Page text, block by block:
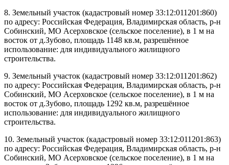
8. Земельный участок (кадастровый номер 33:12:011201:860)
по адресу: Российская Федерация, Владимирская область, р-н
Собинский, МО Асерховское (сельское поселение), в 1 м на
восток от д.Зубово, площадь 1148 кв.м, разрешённое
использование: для индивидуального жилищного
строительства.
9. Земельный участок (кадастровый номер 33:12:011201:862)
по адресу: Российская Федерация, Владимирская область, р-н
Собинский, МО Асерховское (сельское поселение), в 1 м на
восток от д.Зубово, площадь 1292 кв.м, разрешённое
использование: для индивидуального жилищного
строительства.
10. Земельный участок (кадастровый номер 33:12:011201:863)
по адресу: Российская Федерация, Владимирская область, р-н
Собинский, МО Асерховское (сельское поселение), в 1 м на